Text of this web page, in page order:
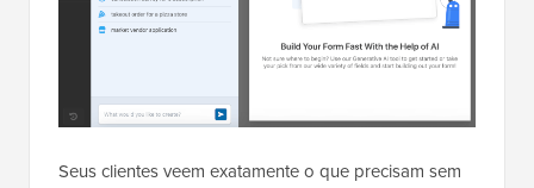
Seus clientes veem exatamente o que precisam sem